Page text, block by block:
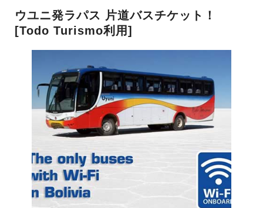
ウユニ発ラパス 片道バスチケット！
[Todo Turismo利用]